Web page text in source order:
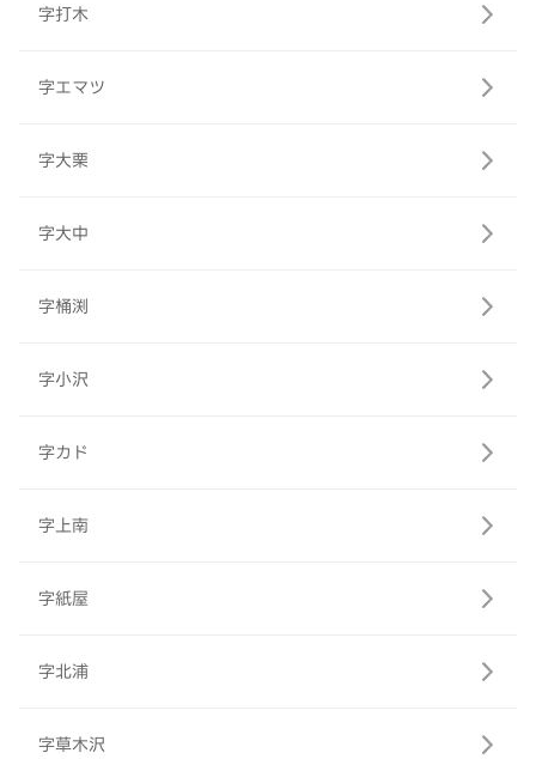
字打木
字エマツ
字大栗
字大中
字桶渕
字小沢
字カド
字上南
字紙屋
字北浦
字草木沢